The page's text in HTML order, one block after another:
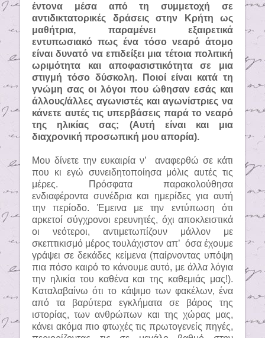
έντονα μέσα από τη συμμετοχή σε
αντιδικτατορικές δράσεις στην Κρήτη ως
μαθήτρια, παραμένει εξαιρετικά
εντυπωσιακό πως ένα τόσο νεαρό άτομο
είναι δυνατό να επιδείξει μια τέτοια πολιτική
ωριμότητα και αποφασιστικότητα σε μια
στιγμή τόσο δύσκολη. Ποιοί είναι κατά τη
γνώμη σας οι λόγοι που ώθησαν εσάς και
άλλους/άλλες αγωνιστές και αγωνίστριες να
κάνετε αυτές τις υπερβάσεις παρά το νεαρό
της ηλικίας σας; (Αυτή είναι και μια
διαχρονική προσωπική μου απορία).
Μου δίνετε την ευκαιρία ν’
αναφερθώ σε κάτι
που κι εγώ συνειδητοποίησα μόλις αυτές τις
μέρες. Πρόσφατα παρακολούθησα
ενδιαφέροντα συνέδρια και ημερίδες για αυτή
την περίοδο. Έμεινα με την εντύπωση ότι
αρκετοί σύγχρονοι ερευνητές, όχι αποκλειστικά
οι νεότεροι, αντιμετωπίζουν μάλλον με
σκεπτικισμό μέρος τουλάχιστον απ’ όσα έχουμε
γράψει σε δεκάδες κείμενα (παίρνοντας υπόψη
πια πόσο καιρό το κάνουμε αυτό, με άλλα λόγια
την ηλικία του καθένα και της καθεμιάς μας!).
Καταλαβαίνω ότι το κάψιμο των φακέλων, ένα
από τα βαρύτερα εγκλήματα σε βάρος της
ιστορίας, των ανθρώπων και της χώρας μας,
κάνει ακόμα πιο φτωχές τις πρωτογενείς πηγές,